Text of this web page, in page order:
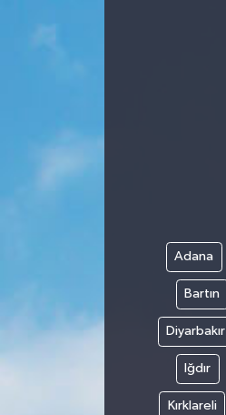
Adana
Bartın
Diyarbakır
Iğdır
Kırklareli